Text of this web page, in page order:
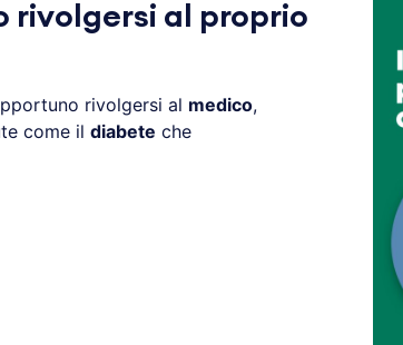
rivolgersi al proprio
rivolgersi al medico,
come il diabete che